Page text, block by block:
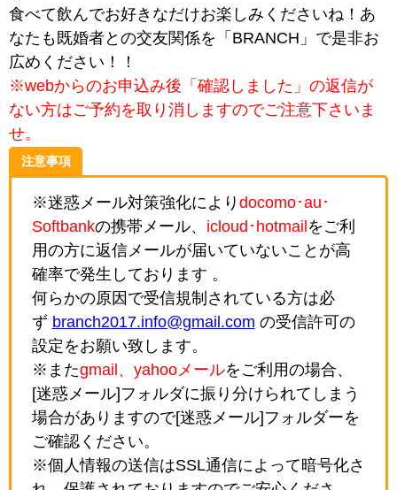
食べて飲んでお好きなだけお楽しみくださいね！あ
なたも既婚者との交友関係を「BRANCH」で是非お
広めください！！
※webからのお申込み後「確認しました」の返信が
ない方はご予約を取り消しますのでご注意下さいま
せ。
注意事項
※迷惑メール対策強化により docomo･au･
Softbankの携帯メール、 icloud･hotmail をご利
用の方に返信メールが届いていないことが高
確率で発生しております 。
何らかの原因で受信規制されている方は必
ず branch2017.info@gmail.com の受信許可の
設定をお願い致します。
※またgmail、yahooメールをご利用の場合、
[迷惑メール]フォルダに振り分けられてしまう
場合がありますので[迷惑メール]フォルダーを
ご確認ください。
※個人情報の送信はSSL通信によって暗号化さ